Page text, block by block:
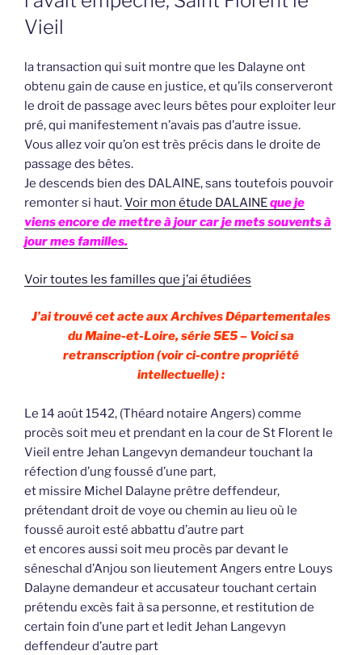
Vieil
la transaction qui suit montre que les Dalayne ont
obtenu gain de cause en justice, et qu’ils conserveront
le droit de passage avec leurs bêtes pour exploiter leur
pré, qui manifestement n’avais pas d’autre issue.
Vous allez voir qu’on est très précis dans le droite de
passage des bêtes.
Je descends bien des DALAINE, sans toutefois pouvoir
remonter si haut.Voir mon étude DALAINEque je
viens encore de mettre à jour car je mets souvents à
jour mes familles.
Voir toutes les familles que j’ai étudiées
J’ai trouvé cet acte aux Archives Départementales
du Maine-et-Loire, série 5E5 – Voici sa
retranscription (voir ci-contre propriété
intellectuelle) :
Le 14 août 1542, (Théard notaire Angers) comme
procès soit meu et prendant en la cour de St Florent le
Vieil entre Jehan Langevyn demandeur touchant la
réfection d’ung foussé d’une part,
et missire Michel Dalayne prêtre deffendeur,
prétendant droit de voye ou chemin au lieu où le
foussé auroit esté abbattu d’autre part
et encores aussi soit meu procès par devant le
séneschal d’Anjou son lieutement Angers entre Louys
Dalayne demandeur et accusateur touchant certain
prétendu excès fait à sa personne, et restitution de
certain foin d’une part et ledit Jehan Langevyn
deffendeur d’autre part